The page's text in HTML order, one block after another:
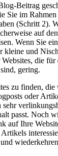
Beitrag
Sie im
(Schritt 2).
auf
Wenn Sie
kleine und
die
gering.
zu finden,
oder
sehr
passt. Noch
auf Ihre